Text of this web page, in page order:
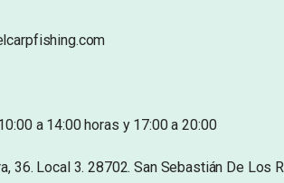
a 14:00 horas y 17:00 a 20:00
36. Local 3. 28702. San Sebastián De Los